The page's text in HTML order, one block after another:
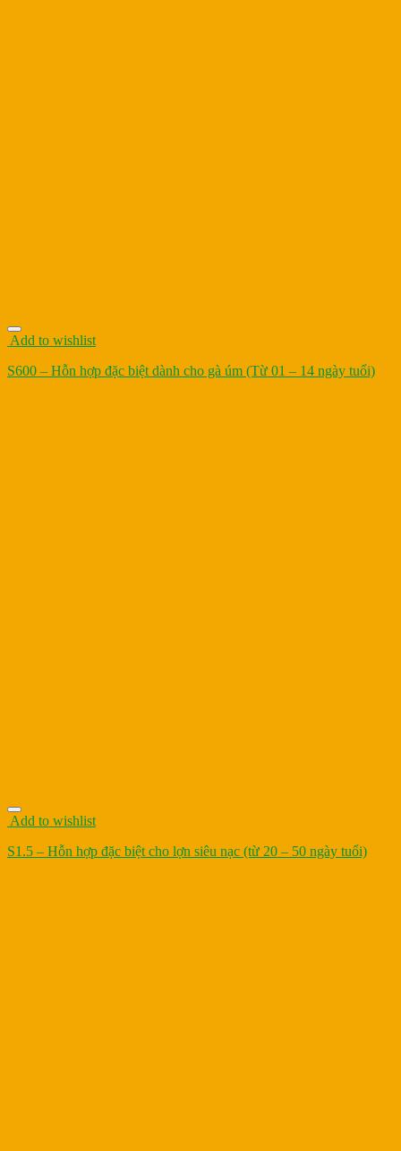
Add to wishlist
S600 – Hỗn hợp đặc biệt dành cho gà úm (Từ 01 – 14 ngày tuổi)
Add to wishlist
S1.5 – Hỗn hợp đặc biệt cho lợn siêu nạc (từ 20 – 50 ngày tuổi)